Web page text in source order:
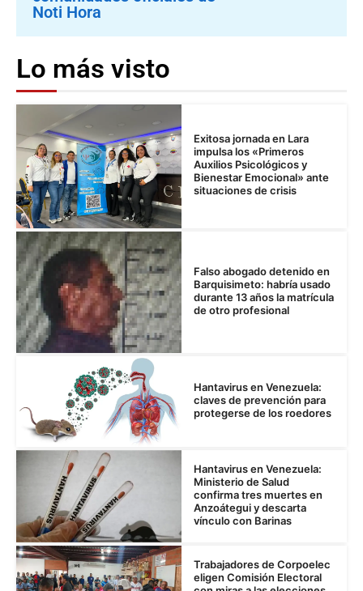
Noti Hora
Lo más visto
Exitosa jornada en Lara
impulsa los «Primeros
Auxilios Psicológicos y
Bienestar Emocional» ante
situaciones de crisis
Falso abogado detenido en
Barquisimeto: habría usado
durante 13 años la matrícula
de otro profesional
Hantavirus en Venezuela:
claves de prevención para
protegerse de los roedores
Hantavirus en Venezuela:
Ministerio de Salud
confirma tres muertes en
Anzoátegui y descarta
vínculo con Barinas
Trabajadores de Corpoelec
eligen Comisión Electoral